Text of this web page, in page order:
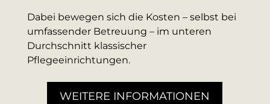
Dabei bewegen sich die Kosten – selbst bei
umfassender Betreuung – im unteren
Durchschnitt klassischer
Pﬂegeeinrichtungen.
WEITERE INFORMATIONEN